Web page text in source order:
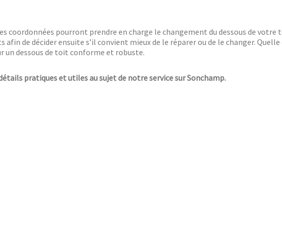
coordonnées pourront prendre en charge le changement du dessous de
afin de décider ensuite s’il convient mieux de le réparer ou de le changer.
un dessous de toit conforme et robuste.
pratiques et utiles au sujet de notre service sur Sonchamp.